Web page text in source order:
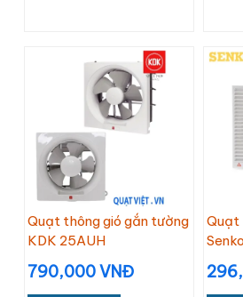
Quạt thông gió gắn tường
KDK 25AUH
790,000 VNĐ
Quạt